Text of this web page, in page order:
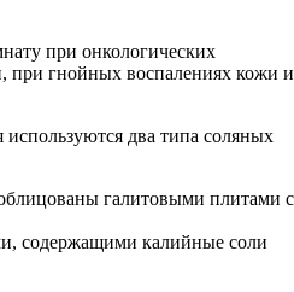
при онкологических
при гнойных воспалениях кожи и
два типа соляных
галитовыми плитами с
содержащими калийные соли